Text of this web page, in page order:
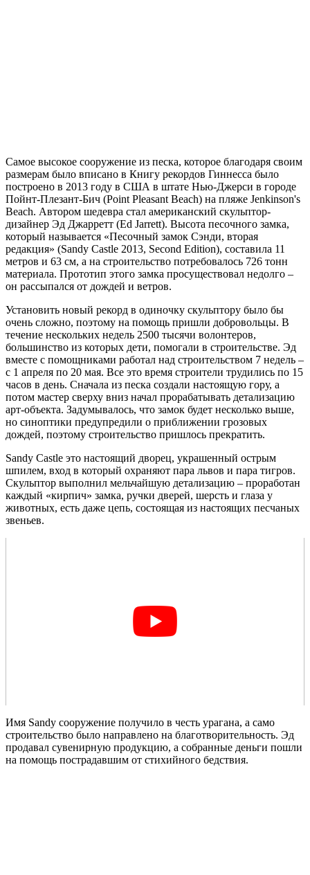
Самое высокое сооружение из песка, которое благодаря своим
размерам было вписано в Книгу рекордов Гиннесса было
построено в 2013 году в США в штате Нью-Джерси в городе
Пойнт-Плезант-Бич (Point Pleasant Beach) на пляже Jenkinson's
Beach. Автором шедевра стал американский скульптор-
дизайнер Эд Джарретт (Ed Jarrett). Высота песочного замка,
который называется «Песочный замок Сэнди, вторая
редакция» (Sandy Castle 2013, Second Edition), составила 11
метров и 63 см, а на строительство потребовалось 726 тонн
материала. Прототип этого замка просуществовал недолго –
он рассыпался от дождей и ветров.
Установить новый рекорд в одиночку скульптору было бы
очень сложно, поэтому на помощь пришли добровольцы. В
течение нескольких недель 2500 тысячи волонтеров,
большинство из которых дети, помогали в строительстве. Эд
вместе с помощниками работал над строительством 7 недель –
с 1 апреля по 20 мая. Все это время строители трудились по 15
часов в день. Сначала из песка создали настоящую гору, а
потом мастер сверху вниз начал прорабатывать детализацию
арт-объекта. Задумывалось, что замок будет несколько выше,
но синоптики предупредили о приближении грозовых
дождей, поэтому строительство пришлось прекратить.
Sandy Castle это настоящий дворец, украшенный острым
шпилем, вход в который охраняют пара львов и пара тигров.
Скульптор выполнил мельчайшую детализацию – проработан
каждый «кирпич» замка, ручки дверей, шерсть и глаза у
животных, есть даже цепь, состоящая из настоящих песчаных
звеньев.
Имя Sandy сооружение получило в честь урагана, а само
строительство было направлено на благотворительность. Эд
продавал сувенирную продукцию, а собранные деньги пошли
на помощь пострадавшим от стихийного бедствия.